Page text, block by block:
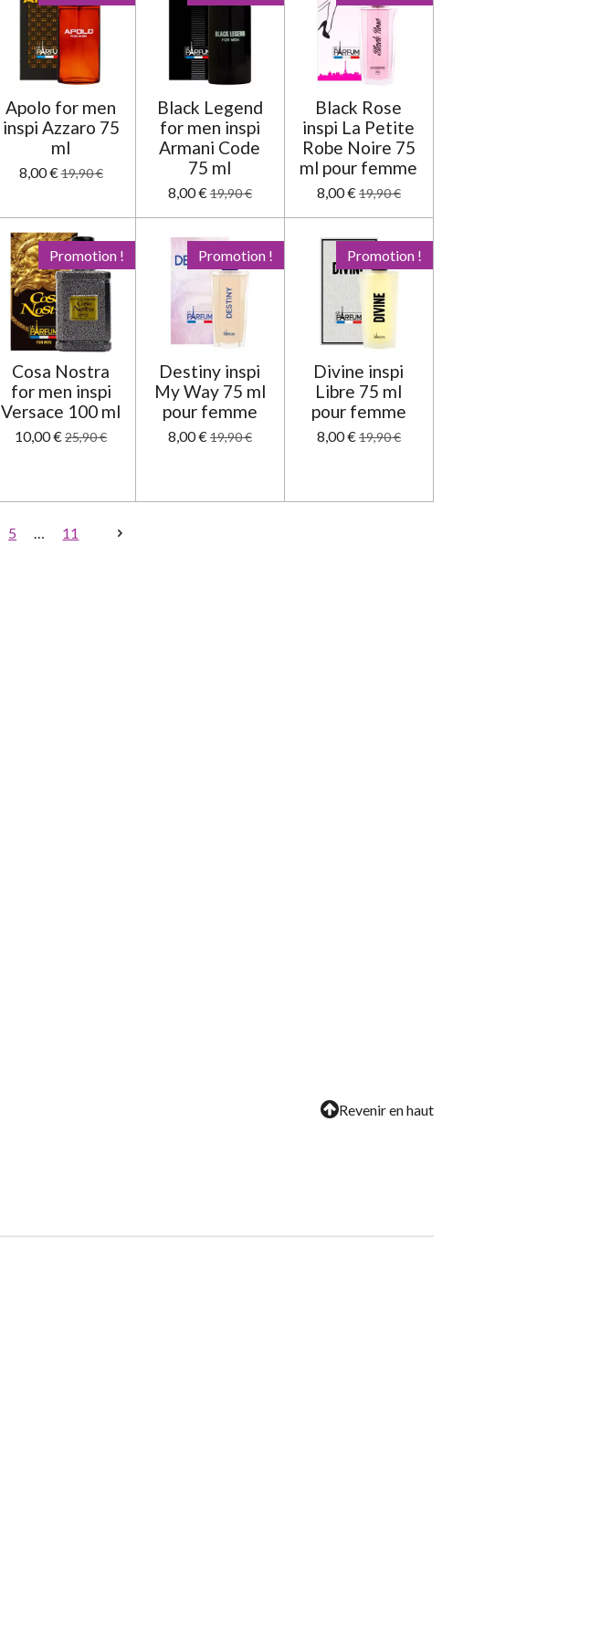
Apolo for men
inspi Azzaro 75
ml
8,00 €19,90 €
Black Legend
for men inspi
Armani Code
75 ml
8,00 €19,90 €
Black Rose
inspi La Petite
Robe Noire 75
ml pour femme
8,00 €19,90 €
Promotion !
Cosa Nostra
for men inspi
Versace 100 ml
10,00 €25,90 €
Promotion !
Destiny inspi
My Way 75 ml
pour femme
8,00 €19,90 €
Promotion !
Divine inspi
Libre 75 ml
pour femme
8,00 €19,90 €
5 11
Revenir en haut